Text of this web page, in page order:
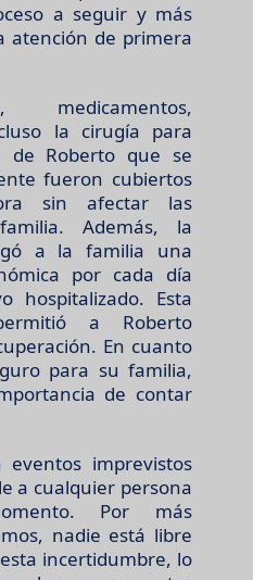
a seguir y más
atención de primera
medicamentos,
la cirugía para
de Roberto que se
fueron cubiertos
sin afectar las
Además, la
a la familia una
por cada día
hospitalizado. Esta
a Roberto
En cuanto
para su familia,
de contar
eventos imprevistos
a cualquier persona
Por más
nadie está libre
incertidumbre, lo